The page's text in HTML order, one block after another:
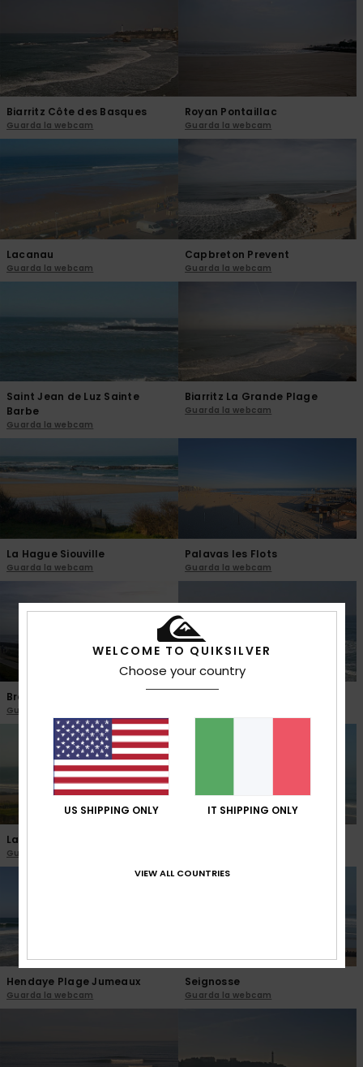
modulo di
contatto.
Consulta
le FAQ
Biarritz Côte des Basques
Guarda la webcam
Royan Pontaillac
Guarda la webcam
Lacanau
Guarda la webcam
Capbreton Prevent
Guarda la webcam
Saint Jean de Luz Sainte
Barbe
Guarda la webcam
Biarritz La Grande Plage
Guarda la webcam
La Hague Siouville
Guarda la webcam
Palavas les Flots
Guarda la webcam
Bretignolles sur Mer
Guarda la webcam
La Hague Sciotot
Guarda la webcam
Hendaye Plage Jumeaux
Guarda la webcam
Seignosse
Guarda la webcam
WELCOME TO QUIKSILVER
Choose your country
US SHIPPING ONLY IT SHIPPING ONLY
VIEW ALL COUNTRIES